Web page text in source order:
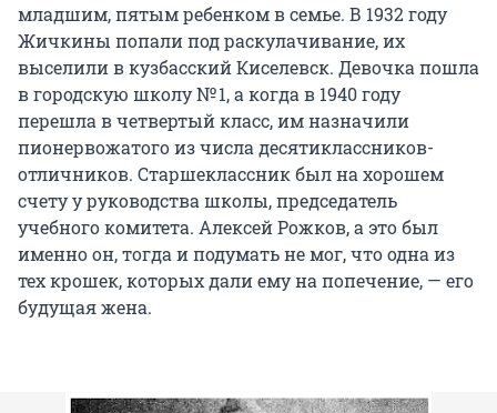
младшим, пятым ребенком в семье. В 1932 году
Жичкины попали под раскулачивание, их
выселили в кузбасский Киселевск. Девочка пошла
в городскую школу № 1, а когда в 1940 году
перешла в четвертый класс, им назначили
пионервожатого из числа десятиклассников-
отличников. Старшеклассник был на хорошем
счету у руководства школы, председатель
учебного комитета. Алексей Рожков, а это был
именно он, тогда и подумать не мог, что одна из
тех крошек, которых дали ему на попечение, — его
будущая жена.